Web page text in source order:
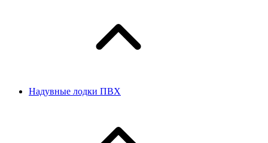
Надувные лодки ПВХ